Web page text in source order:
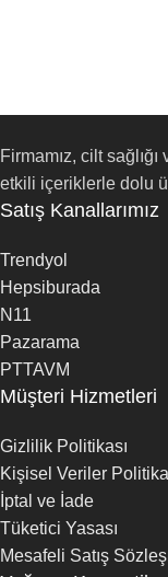
Firmamız, cilt
etkili içeriklerle dolu
Satış Kanallarımız
Trendyol
Hepsiburada
N11
Pazarama
PTTAVM
Müşteri Hizmetleri
Gizlilik Politikası
Kişisel Veriler
İptal ve İade
Tüketici Yasası
Mesafeli Satış